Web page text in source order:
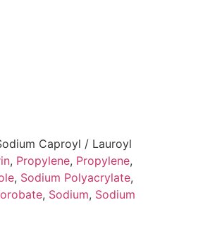
Caproyl / Lauroyl
, Propylene, Propylene,
, Sodium Polyacrylate,
, Sodium, Sodium